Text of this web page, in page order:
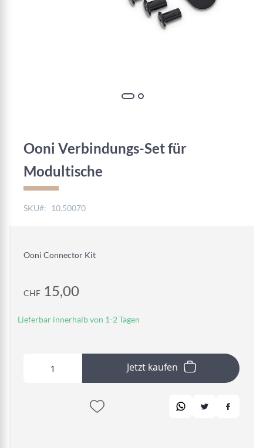
Ooni Verbindungs-Set für
Modultische
SKU 10.50070
Ooni Connector Kit
CHF 15,00
Lieferbar innerhalb von 1-2 Tagen
Jetzt kaufen
Bildgalerie